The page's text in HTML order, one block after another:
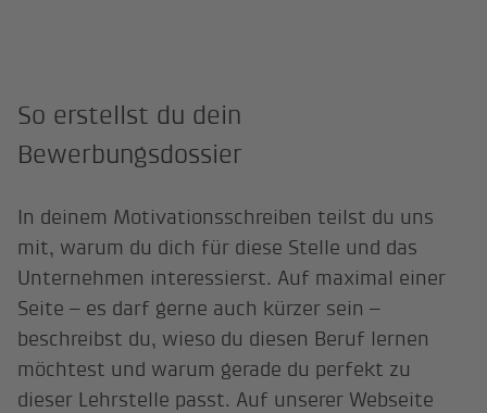
So erstellst du dein
Bewerbungsdossier
In deinem Motivationsschreiben teilst du uns
mit, warum du dich für diese Stelle und das
Unternehmen interessierst. Auf maximal einer
Seite – es darf gerne auch kürzer sein –
beschreibst du, wieso du diesen Beruf lernen
möchtest und warum gerade du perfekt zu
dieser Lehrstelle passt. Auf unserer Webseite